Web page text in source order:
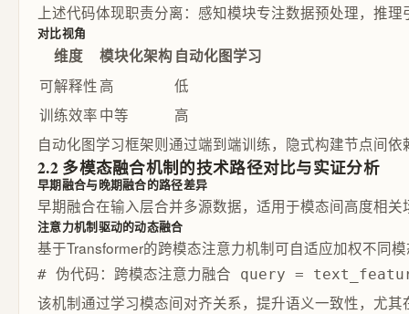
上述代码体现职责分离：感知模块专注数据预处理，推
对比视角
维度 模块化架构 自动化图学习
可解释性高
低
训练效率中等
高
自动化图学习框架则通过端到端训练，隐式构建节点间
2.2 多模态融合机制的技术路径对比与实证分析
早期融合与晚期融合的路径差异
早期融合在输入层合并多源数据，适用于模态间高度相
注意力机制驱动的动态融合
基于Transformer的跨模态注意力机制可自适应加权不同
# 伪代码：跨模态注意力融合 query =
该机制通过学习模态间对齐关系，提升语义一致性，尤